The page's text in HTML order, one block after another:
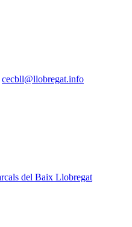
cecbll@llobregat.info